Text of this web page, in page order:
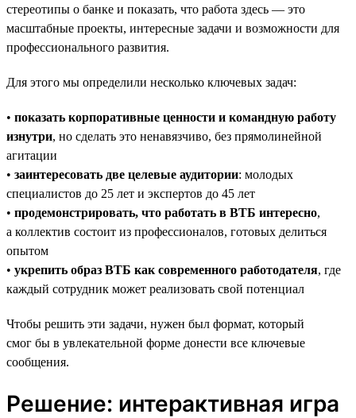
стереотипы о банке и показать, что работа здесь — это
масштабные проекты, интересные задачи и возможности для
профессионального развития.
Для этого мы определили несколько ключевых задач:
• показать корпоративные ценности и командную работу
изнутри, но сделать это ненавязчиво, без прямолинейной
агитации
• заинтересовать две целевые аудитории: молодых
специалистов до 25 лет и экспертов до 45 лет
• продемонстрировать, что работать в ВТБ интересно,
а коллектив состоит из профессионалов, готовых делиться
опытом
• укрепить образ ВТБ как современного работодателя, где
каждый сотрудник может реализовать свой потенциал
Чтобы решить эти задачи, нужен был формат, который
смог бы в увлекательной форме донести все ключевые
сообщения.
Решение: интерактивная игра